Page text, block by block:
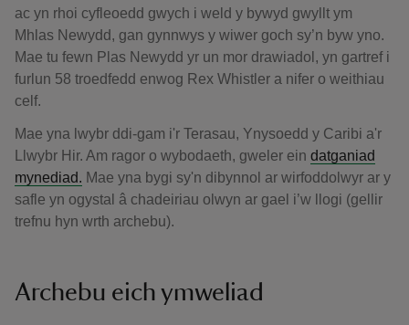
ac yn rhoi cyfleoedd gwych i weld y bywyd gwyllt ym
Mhlas Newydd, gan gynnwys y wiwer goch sy’n byw yno.
Mae tu fewn Plas Newydd yr un mor drawiadol, yn gartref i
furlun 58 troedfedd enwog Rex Whistler a nifer o weithiau
celf.
Mae yna lwybr ddi-gam i'r Terasau, Ynysoedd y Caribi a'r
Llwybr Hir. Am ragor o wybodaeth, gweler ein datganiad
mynediad. Mae yna bygi sy'n dibynnol ar wirfoddolwyr ar y
safle yn ogystal â chadeiriau olwyn ar gael i’w llogi (gellir
trefnu hyn wrth archebu).
Archebu eich ymweliad